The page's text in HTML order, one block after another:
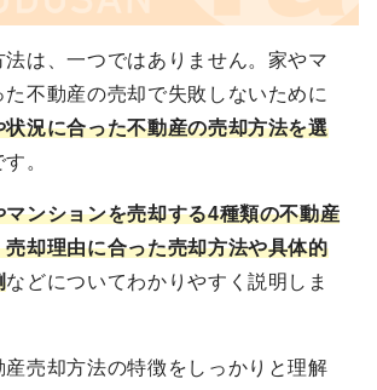
は、一つではありません。家やマ
た不動産の売却で失敗しないために
状況に合った不動産の売却方法を選
。
マンションを売却する4種類の不動産
売却理由に合った売却方法や具体的
などについてわかりやすく説明しま
産売却方法の特徴をしっかりと理解